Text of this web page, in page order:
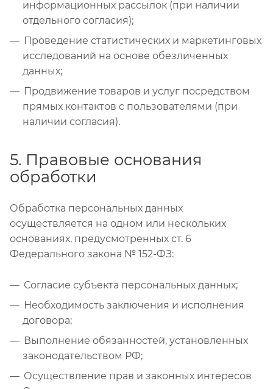
информационных рассылок (при наличии
отдельного согласия);
Проведение статистических и маркетинговых
исследований на основе обезличенных
данных;
Продвижение товаров и услуг посредством
прямых контактов с пользователями (при
наличии согласия).
5. Правовые основания
обработки
Обработка персональных данных
осуществляется на одном или нескольких
основаниях, предусмотренных ст. 6
Федерального закона № 152-ФЗ:
Согласие субъекта персональных данных;
Необходимость заключения и исполнения
договора;
Выполнение обязанностей, установленных
законодательством РФ;
Осуществление прав и законных интересов